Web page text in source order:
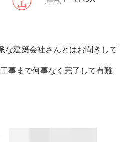
な建築会社さんとはお聞きして
事まで何事なく完了して有難